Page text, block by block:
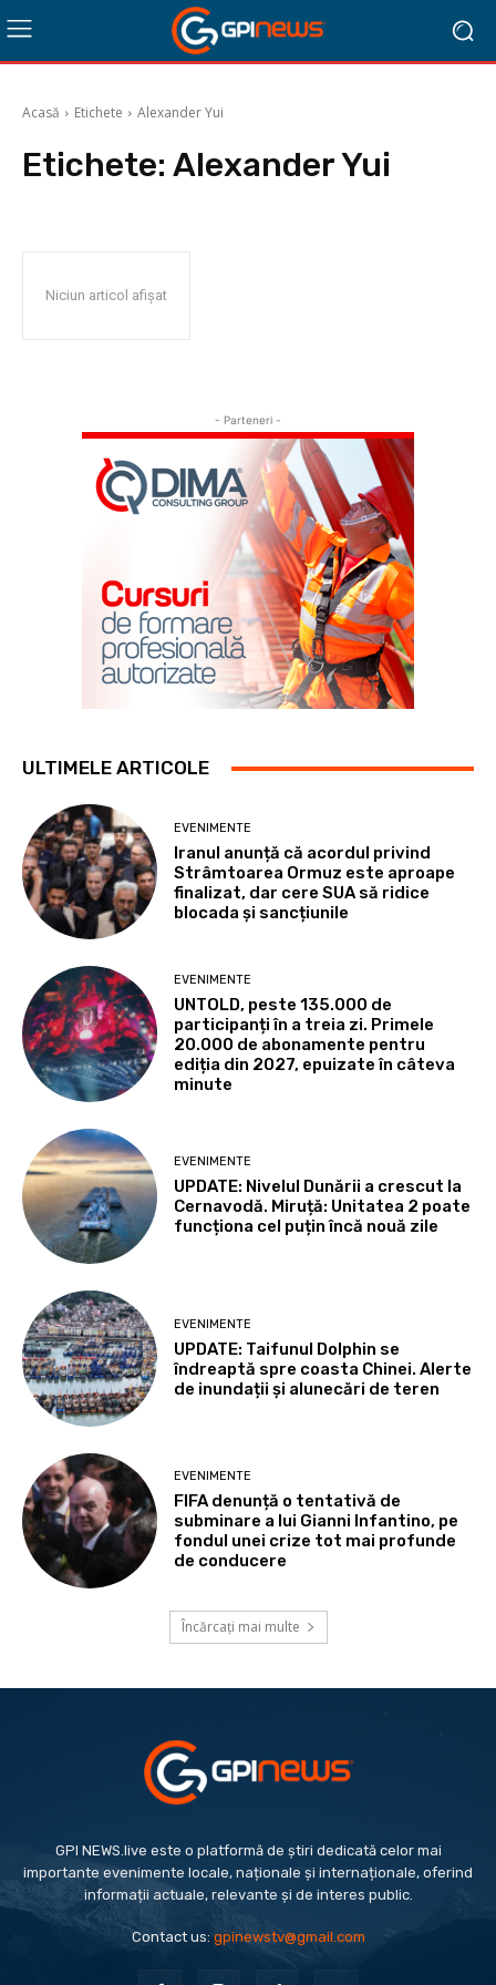
Acasă Etichete Alexander Yui
Etichete: Alexander Yui
Niciun articol afișat
- Parteneri -
ULTIMELE ARTICOLE
EVENIMENTE
Iranul anunță că acordul privind
Strâmtoarea Ormuz este aproape
finalizat, dar cere SUA să ridice
blocada și sancțiunile
EVENIMENTE
UNTOLD, peste 135.000 de
participanți în a treia zi. Primele
20.000 de abonamente pentru
ediția din 2027, epuizate în câteva
minute
EVENIMENTE
UPDATE: Nivelul Dunării a crescut la
Cernavodă. Miruță: Unitatea 2 poate
funcționa cel puțin încă nouă zile
EVENIMENTE
UPDATE: Taifunul Dolphin se
îndreaptă spre coasta Chinei. Alerte
de inundații și alunecări de teren
EVENIMENTE
FIFA denunță o tentativă de
subminare a lui Gianni Infantino, pe
fondul unei crize tot mai profunde
de conducere
Încărcați mai multe
GPI NEWS.live este o platformă de știri dedicată celor mai
importante evenimente locale, naționale și internaționale, oferind
informații actuale, relevante și de interes public.
Contact us:gpinewstv@gmail.com